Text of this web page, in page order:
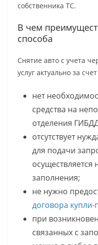
собственника ТС.
В чем
способа
Снятие авто с учета
услуг актуально за
нет
средства на
отделения
отсутствует
для подачи
осуществляется
заполнения;
не нужно
договора
при
связанных с